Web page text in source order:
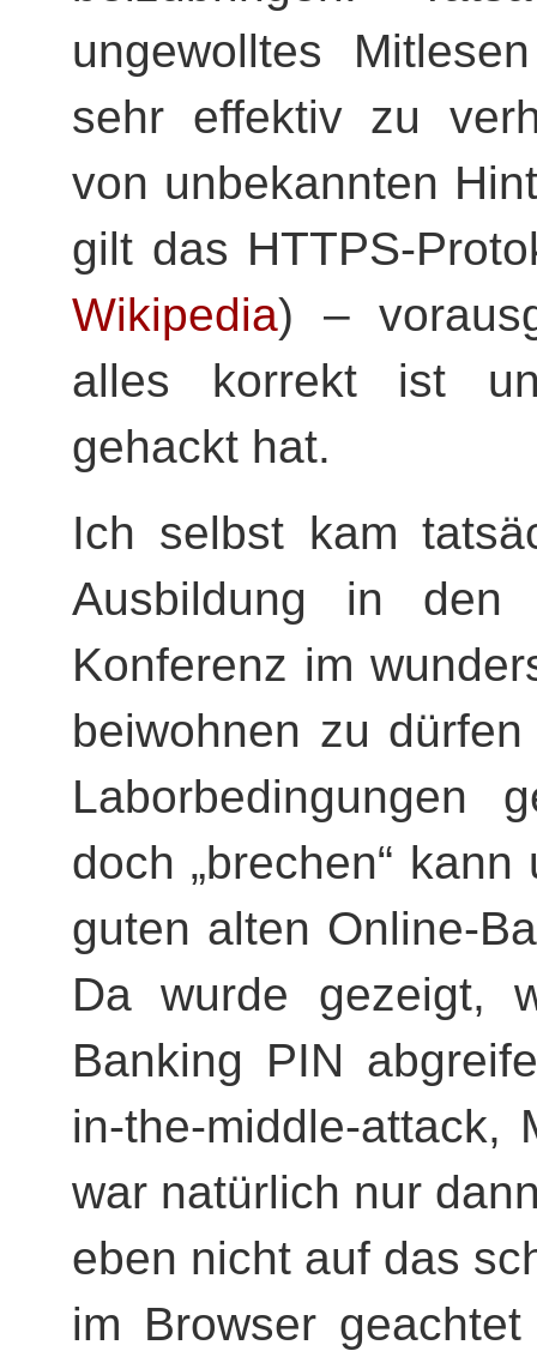
ungewolltes
sehr effektiv zu
von unbekannten
gilt das HTTPS-
Wikipedia) –
alles korrekt ist
gehackt hat.
Ich selbst kam
Ausbildung in den
Konferenz im
beiwohnen zu
Laborbedingungen
doch „brechen“
guten alten Online-
Da wurde gezeigt,
Banking PIN
in-the-middle-attack,
war natürlich nur
eben nicht auf das
im Browser